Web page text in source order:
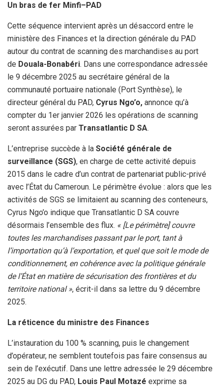
Un bras de fer Minfi–PAD
Cette séquence intervient après un désaccord entre le
ministère des Finances et la direction générale du PAD
autour du contrat de scanning des marchandises au port
de Douala-Bonabéri. Dans une correspondance adressée
le 9 décembre 2025 au secrétaire général de la
communauté portuaire nationale (Port Synthèse), le
directeur général du PAD, Cyrus Ngo’o, annonce qu’à
compter du 1er janvier 2026 les opérations de scanning
seront assurées par Transatlantic D SA.
L’entreprise succède à la Société générale de
surveillance (SGS), en charge de cette activité depuis
2015 dans le cadre d’un contrat de partenariat public-privé
avec l’État du Cameroun. Le périmètre évolue : alors que les
activités de SGS se limitaient au scanning des conteneurs,
Cyrus Ngo’o indique que Transatlantic D SA couvre
désormais l’ensemble des flux. « [Le périmètre] couvre
toutes les marchandises passant par le port, tant à
l’importation qu’à l’exportation, et quel que soit le mode de
conditionnement, en cohérence avec la politique générale
de l’État en matière de sécurisation des frontières et du
territoire national », écrit-il dans sa lettre du 9 décembre
2025.
La réticence du ministre des Finances
L’instauration du 100 % scanning, puis le changement
d’opérateur, ne semblent toutefois pas faire consensus au
sein de l’exécutif. Dans une lettre adressée le 29 décembre
2025 au DG du PAD, Louis Paul Motazé exprime sa